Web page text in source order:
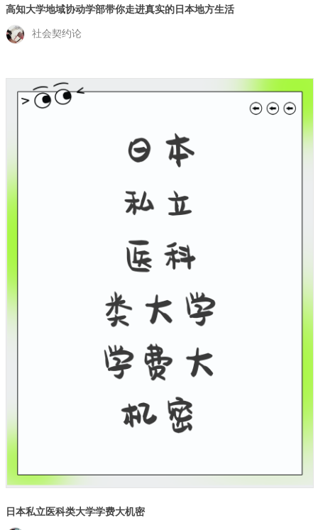
高知大学地域协动学部带你走进真实的日本地方生活
社会契约论
日本私立医科类大学学费大机密